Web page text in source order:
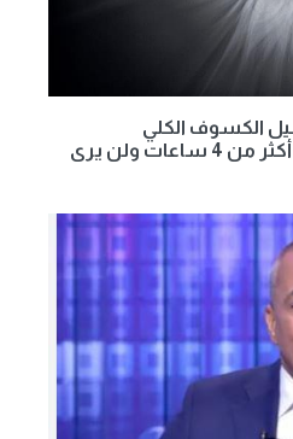
الكسوف الكلي
للشمس الأربعاء.. يستمر أكثر من 4 ساعات ولن يرى